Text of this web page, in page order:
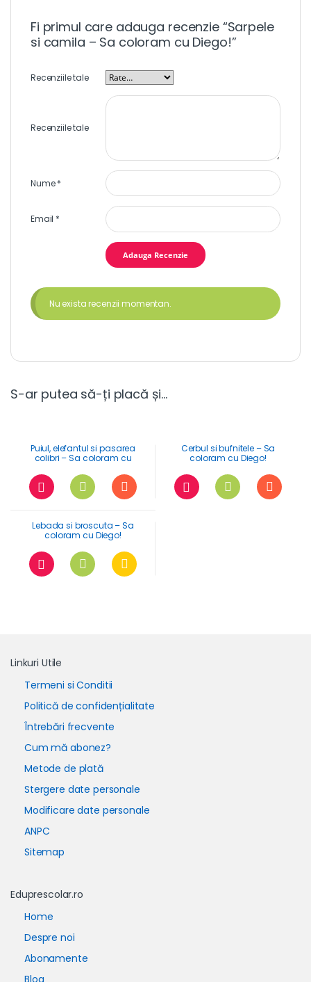
Fi primul care adauga recenzie “Sarpele
si camila – Sa coloram cu Diego!”
Recenziile tale
Recenziile tale
Nume*
Email *
Nu exista recenzii momentan.
S-ar putea să-ți placă și…
Puiul, elefantul si pasarea
colibri – Sa coloram cu
Cerbul si bufnitele – Sa
coloram cu Diego!
Lebada si broscuta – Sa
coloram cu Diego!
Linkuri Utile
Termeni si Conditii
Politică de confidențialitate
Întrebări frecvente
Cum mă abonez?
Metode de plată
Stergere date personale
Modificare date personale
ANPC
Sitemap
Eduprescolar.ro
Home
Despre noi
Abonamente
Blog